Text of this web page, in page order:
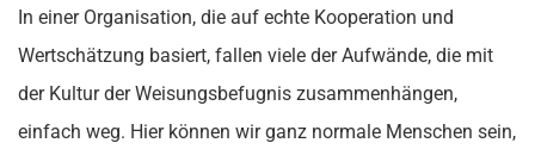
In einer Organisation, die auf echte Kooperation und
Wertschätzung basiert, fallen viele der Aufwände, die mit
der Kultur der Weisungsbefugnis zusammenhängen,
einfach weg. Hier können wir ganz normale Menschen sein,